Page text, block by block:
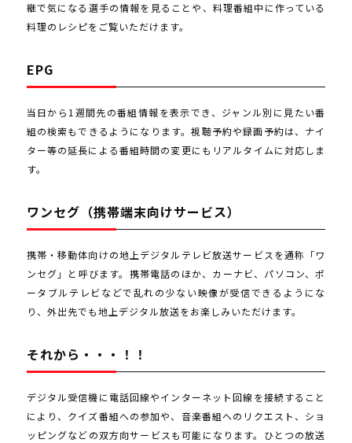
継で気になる選手の情報を見ることや、料理番組中に作っている
料理のレシピをご覧いただけます。
EPG
当日から1週間先の番組情報を表示でき、ジャンル別に見たい番
組の検索もできるようになります。視聴予約や録画予約は、ナイ
ター等の延長による番組時間の変更にもリアルタイムに対応しま
す。
ワンセグ（携帯端末向けサービス）
携帯・移動体向けの地上デジタルテレビ放送サービスを通称「ワ
ンセグ」と呼びます。携帯電話のほか、カーナビ、パソコン、ポ
ータブルテレビなどで乱れの少ない映像が受信できるようにな
り、外出先でも地上デジタル放送をお楽しみいただけます。
それから・・・！！
デジタル受信機に電話回線やインターネット回線を接続すること
により、クイズ番組への参加や、音楽番組へのリクエスト、ショ
ッピングなどの双方向サービスも可能になります。ひとつの放送